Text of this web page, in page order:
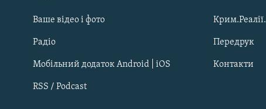
ДОЛУЧАЙСЯ!
Ваше відео і фото
Радіо
Мобільний додаток Android | iOS
RSS / Podcast
Передрук
Контакти